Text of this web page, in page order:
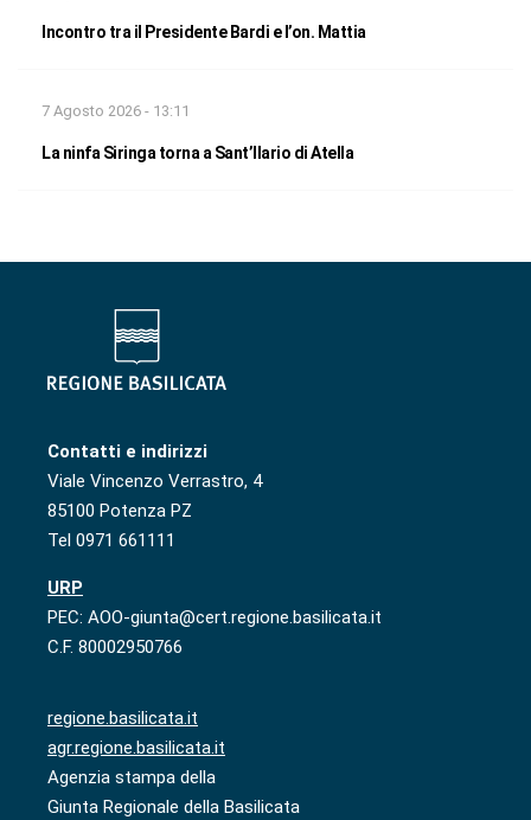
Incontro tra il Presidente Bardi e l’on. Mattia
7 Agosto 2026 - 13:11
La ninfa Siringa torna a Sant’Ilario di Atella
Contatti e indirizzi
Viale Vincenzo Verrastro, 4
85100 Potenza PZ
Tel 0971 661111
URP
PEC: AOO-giunta@cert.regione.basilicata.it
C.F. 80002950766
regione.basilicata.it
agr.regione.basilicata.it
Agenzia stampa della
Giunta Regionale della Basilicata